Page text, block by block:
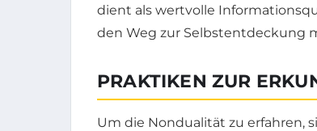
dient als wertvolle
den Weg zur Selbstentdeckung
PRAKTIKEN ZUR
Um die Nondualität zu erfahren,